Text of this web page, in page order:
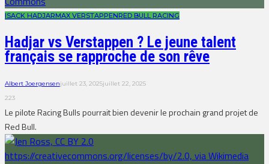
ISACK HADJARMAX VERSTAPPENRED BULL RACING
Hadjar vs Verstappen ? Le jeune talent
français se rapproche de son rêve
Albert Joergensenjuillet 23, 2025juillet 22, 2025
223
Le pilote Racing Bulls pourrait bien devenir le prochain grand projet de
Red Bull.